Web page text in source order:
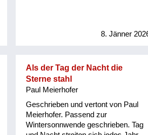
8. Jänner
Als der Tag der Nacht die
Sterne stahl
Paul Meierhofer
Geschrieben und vertont von Paul
Meierhofer. Passend zur
Wintersonnwende geschrieben. Tag